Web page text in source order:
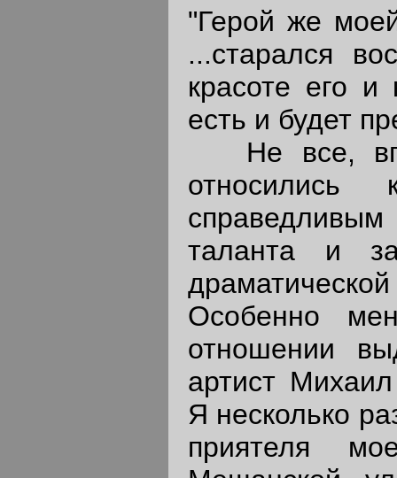
"Герой же
...старался
красоте его и
есть и будет
Не все,
таланта и
Особенно
отношении
артист
Я несколько
приятеля